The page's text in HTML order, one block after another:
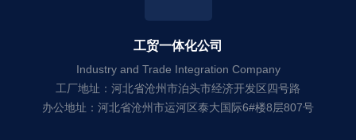
工贸一体化公司
Industry and Trade Integration Company
工厂地址：河北省沧州市泊头市经济开发区四号路
办公地址：河北省沧州市运河区泰大国际6#楼8层807号